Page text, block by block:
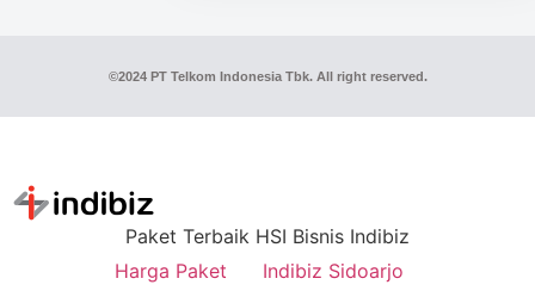
©2024 PT Telkom Indonesia Tbk. All right reserved.
Paket Terbaik HSI Bisnis Indibiz
Harga Paket
Indibiz Sidoarjo